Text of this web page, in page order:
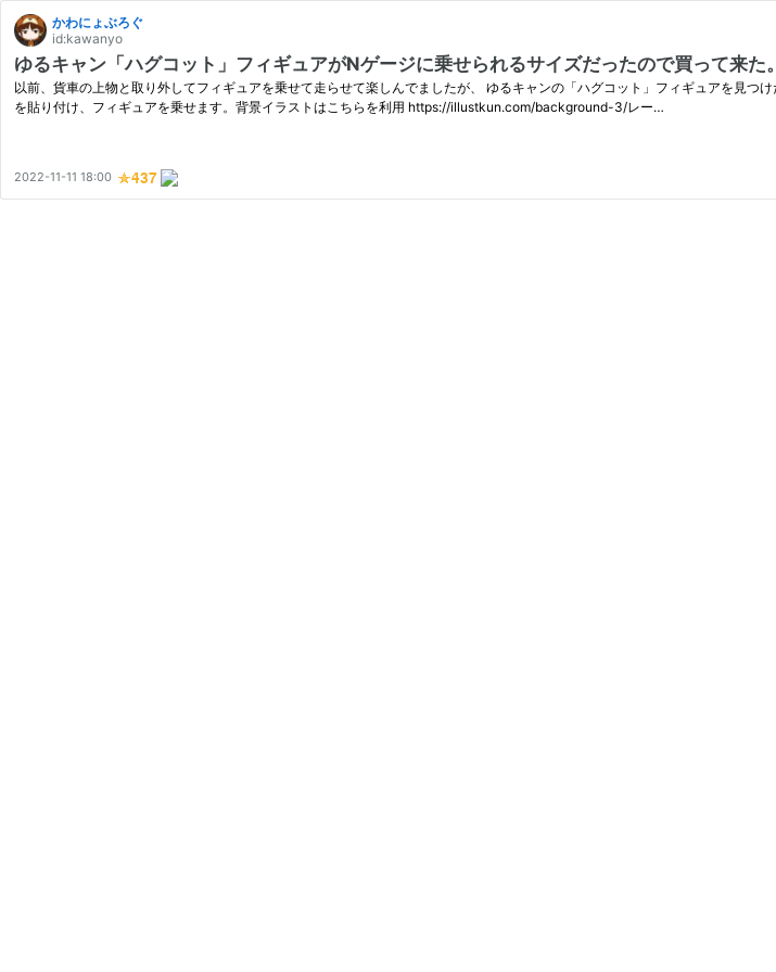
かわにょぶろぐ
id:kawanyo
ゆるキャン「ハグコット」フィギュアがNゲージに乗せられるサイズだったので買って来た。
以前、貨車の上物と取り外してフィギュアを乗せて走らせて楽しんでましたが、 ゆるキャンの「ハグコット」フィギュアを見
を貼り付け、フィギュアを乗せます。背景イラストはこちらを利用 https://illustkun.com/background-3/レー…
2022-11-11 18:00